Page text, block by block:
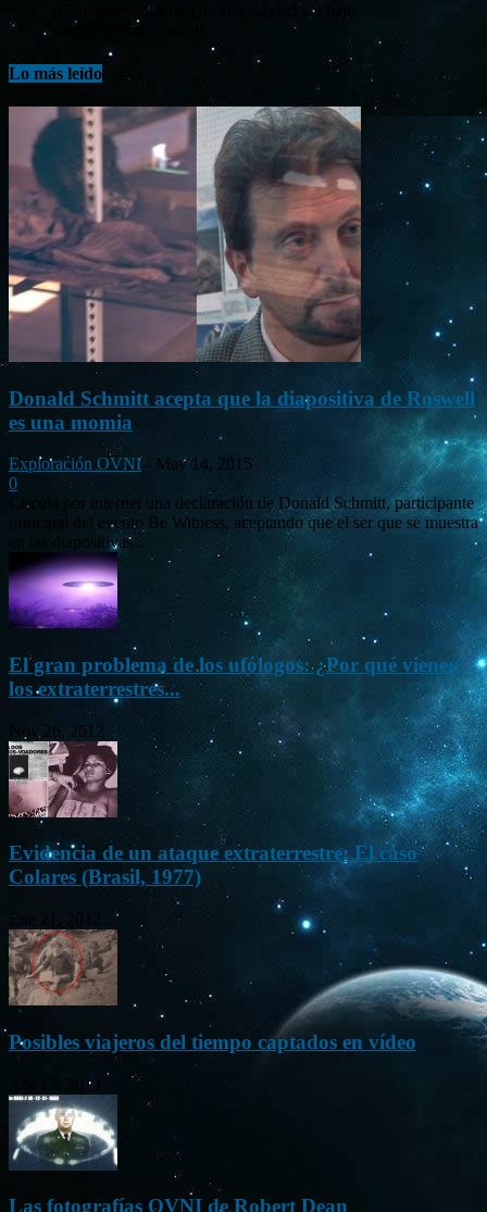
¡Consigue tu hosting de alta calidad y a bajo
costo en Banahosting!
Lo más leído
Donald Schmitt acepta que la diapositiva de Roswell
es una momia
Exploración OVNI - May 14, 2015
0
Circula por internet una declaración de Donald Schmitt, participante
principal del evento Be Witness, aceptando que el ser que se muestra
en las diapositivas...
El gran problema de los ufólogos: ¿Por qué vienen
los extraterrestres...
Nov 26, 2012
Evidencia de un ataque extraterrestre: El caso
Colares (Brasil, 1977)
Posibles viajeros del tiempo captados en vídeo
Abr 13, 2013
Las fotografías OVNI de Robert Dean